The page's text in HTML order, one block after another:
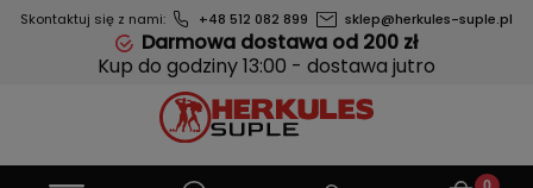
Skontaktuj się z nami: +48 512 082 899 sklep@herkules-suple.pl
Darmowa dostawa od 200 zł
Kup do godziny 13:00 - dostawa jutro